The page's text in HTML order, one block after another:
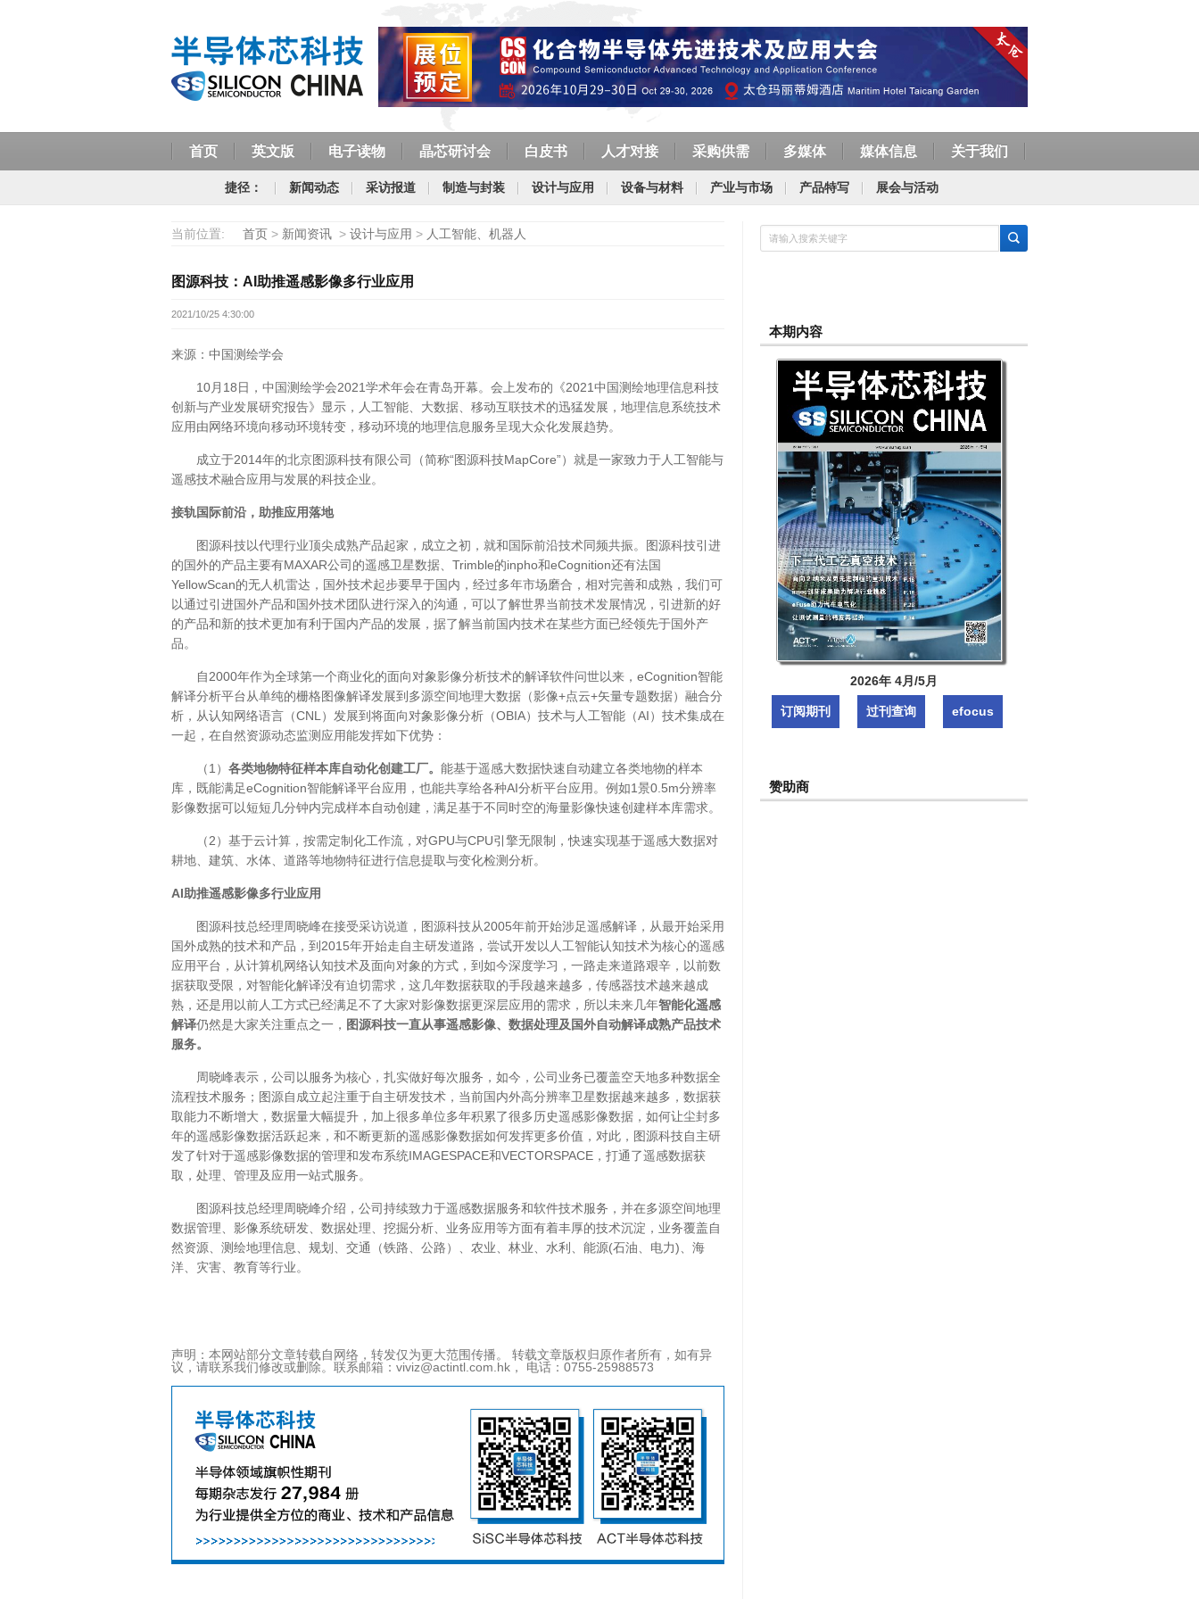
首页 英文版 电子读物 晶芯研讨会 白皮书 人才对接 采购供需 多媒体 媒体信息 关于我们
捷径： 新闻动态 采访报道 制造与封装 设计与应用 设备与材料 产业与市场 产品特写 展会与活动
当前位置: 首页 > 新闻资讯 > 设计与应用 > 人工智能、机器人
图源科技：AI助推遥感影像多行业应用
2021/10/25 4:30:00
来源：中国测绘学会
10月18日，中国测绘学会2021学术年会在青岛开幕。会上发布的《2021中国测绘地理信息科技
创新与产业发展研究报告》显示，人工智能、大数据、移动互联技术的迅猛发展，地理信息系统技术
应用由网络环境向移动环境转变，移动环境的地理信息服务呈现大众化发展趋势。
成立于2014年的北京图源科技有限公司（简称“图源科技MapCore”）就是一家致力于人工智能与
遥感技术融合应用与发展的科技企业。
接轨国际前沿，助推应用落地
图源科技以代理行业顶尖成熟产品起家，成立之初，就和国际前沿技术同频共振。图源科技引进
的国外的产品主要有MAXAR公司的遥感卫星数据、Trimble的inpho和eCognition还有法国
YellowScan的无人机雷达，国外技术起步要早于国内，经过多年市场磨合，相对完善和成熟，我们可
以通过引进国外产品和国外技术团队进行深入的沟通，可以了解世界当前技术发展情况，引进新的好
的产品和新的技术更加有利于国内产品的发展，据了解当前国内技术在某些方面已经领先于国外产
品。
自2000年作为全球第一个商业化的面向对象影像分析技术的解译软件问世以来，eCognition智能
解译分析平台从单纯的栅格图像解译发展到多源空间地理大数据（影像+点云+矢量专题数据）融合分
析，从认知网络语言（CNL）发展到将面向对象影像分析（OBIA）技术与人工智能（AI）技术集成在
一起，在自然资源动态监测应用能发挥如下优势：
（1） 各类地物特征样本库自动化创建工厂。 能基于遥感大数据快速自动建立各类地物的样本
库，既能满足eCognition智能解译平台应用，也能共享给各种AI分析平台应用。例如1景0.5m分辨率
影像数据可以短短几分钟内完成样本自动创建，满足基于不同时空的海量影像快速创建样本库需求。
（2）基于云计算，按需定制化工作流，对GPU与CPU引擎无限制，快速实现基于遥感大数据对
耕地、建筑、水体、道路等地物特征进行信息提取与变化检测分析。
AI助推遥感影像多行业应用
图源科技总经理周晓峰在接受采访说道，图源科技从2005年前开始涉足遥感解译，从最开始采用
国外成熟的技术和产品，到2015年开始走自主研发道路，尝试开发以人工智能认知技术为核心的遥感
应用平台，从计算机网络认知技术及面向对象的方式，到如今深度学习，一路走来道路艰辛，以前数
据获取受限，对智能化解译没有迫切需求，这几年数据获取的手段越来越多，传感器技术越来越成
熟，还是用以前人工方式已经满足不了大家对影像数据更深层应用的需求，所以未来几年智能化遥感
解译仍然是大家关注重点之一， 图源科技一直从事遥感影像、数据处理及国外自动解译成熟产品技术
服务。
周晓峰表示，公司以服务为核心，扎实做好每次服务，如今，公司业务已覆盖空天地多种数据全
流程技术服务；图源自成立起注重于自主研发技术，当前国内外高分辨率卫星数据越来越多，数据获
取能力不断增大，数据量大幅提升，加上很多单位多年积累了很多历史遥感影像数据，如何让尘封多
年的遥感影像数据活跃起来，和不断更新的遥感影像数据如何发挥更多价值，对此，图源科技自主研
发了针对于遥感影像数据的管理和发布系统IMAGESPACE和VECTORSPACE，打通了遥感数据获
取，处理、管理及应用一站式服务。
图源科技总经理周晓峰介绍，公司持续致力于遥感数据服务和软件技术服务，并在多源空间地理
数据管理、影像系统研发、数据处理、挖掘分析、业务应用等方面有着丰厚的技术沉淀，业务覆盖自
然资源、测绘地理信息、规划、交通（铁路、公路）、农业、林业、水利、能源(石油、电力)、海
洋、灾害、教育等行业。
声明：本网站部分文章转载自网络，转发仅为更大范围传播。 转载文章版权归原作者所有，如有异
议，请联系我们修改或删除。联系邮箱：viviz@actintl.com.hk， 电话：0755-25988573
本期内容
2026年 4月/5月
订阅期刊 过刊查询 efocus
赞助商